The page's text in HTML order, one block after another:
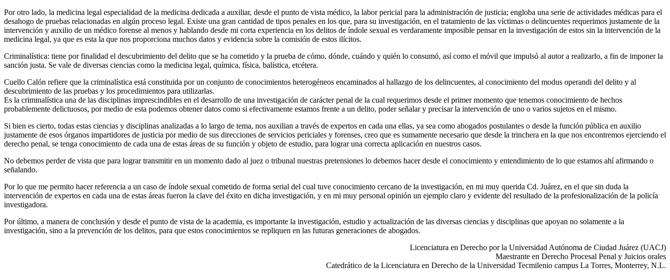
Por otro lado, la medicina legal especialidad de la medicina dedicada a auxiliar, desde el punto de vista médico, la labor pericial para la administración de justicia; engloba una serie de actividades médicas para el
desahogo de pruebas relacionadas en algún proceso legal. Existe una gran cantidad de tipos penales en los que, para su investigación, en el tratamiento de las víctimas o delincuentes requerimos justamente de la
intervención y auxilio de un médico forense al menos y hablando desde mi corta experiencia en los delitos de índole sexual es verdaramente imposible pensar en la investigación de estos sin la intervención de la
medicina legal, ya que es esta la que nos proporciona muchos datos y evidencia sobre la comisión de estos ilícitos.
Criminalística: tiene por finalidad el descubrimiento del delito que se ha cometido y la prueba de cómo, dónde, cuándo y quién lo consumó, así como el móvil que impulsó al autor a realizarlo, a fin de imponer la
sanción justa. Se vale de diversas ciencias como la medicina legal, química, física, balística, etcétera.
Cuello Calón refiere que la criminalística está constituida por un conjunto de conocimientos heterogéneos encaminados al hallazgo de los delincuentes, al conocimiento del modus operandi del delito y al
descubrimiento de las pruebas y los procedimientos para utilizarlas.
Es la criminalística una de las disciplinas imprescindibles en el desarrollo de una investigación de carácter penal de la cual requerimos desde el primer momento que tenemos conocimiento de hechos
probablemente delictuosos, por medio de esta podemos obtener datos como si efectivamente estamos frente a un delito, poder señalar y precisar la intervención de uno o varios sujetos en el mismo.
Si bien es cierto, todas estas ciencias y disciplinas analizadas a lo largo de tema, nos auxilian a través de expertos en cada una ellas, ya sea como abogados postulantes o desde la función pública en auxilio
justamente de esos órganos impartidores de justicia por medio de sus direcciones de servicios periciales y forenses, creo que es sumamente necesario que desde la trinchera en la que nos encontremos ejerciendo el
derecho penal, se tenga conocimiento de cada una de estas áreas de su función y objeto de estudio, para lograr una correcta aplicación en nuestros casos.
No debemos perder de vista que para lograr transmitir en un momento dado al juez o tribunal nuestras pretensiones lo debemos hacer desde el conocimiento y entendimiento de lo que estamos ahí afirmando o
señalando.
Por lo que me permito hacer referencia a un caso de índole sexual cometido de forma serial del cual tuve conocimiento cercano de la investigación, en mi muy querida Cd. Juárez, en el que sin duda la
intervención de expertos en cada una de estas áreas fueron la clave del éxito en dicha investigación, y en mi muy personal opinión un ejemplo claro y evidente del resultado de la profesionalización de la policía
investigadora.
Por último, a manera de conclusión y desde el punto de vista de la academia, es importante la investigación, estudio y actualización de las diversas ciencias y disciplinas que apoyan no solamente a la
investigación, sino a la prevención de los delitos, para que estos conocimientos se repliquen en las futuras generaciones de abogados.
Licenciatura en Derecho por la Universidad Autónoma de Ciudad Juárez (UACJ)
Maestrante en Derecho Procesal Penal y Juicios orales
Catedrático de la Licenciatura en Derecho de la Universidad Tecmilenio campus La Torres, Monterrey, N.L.